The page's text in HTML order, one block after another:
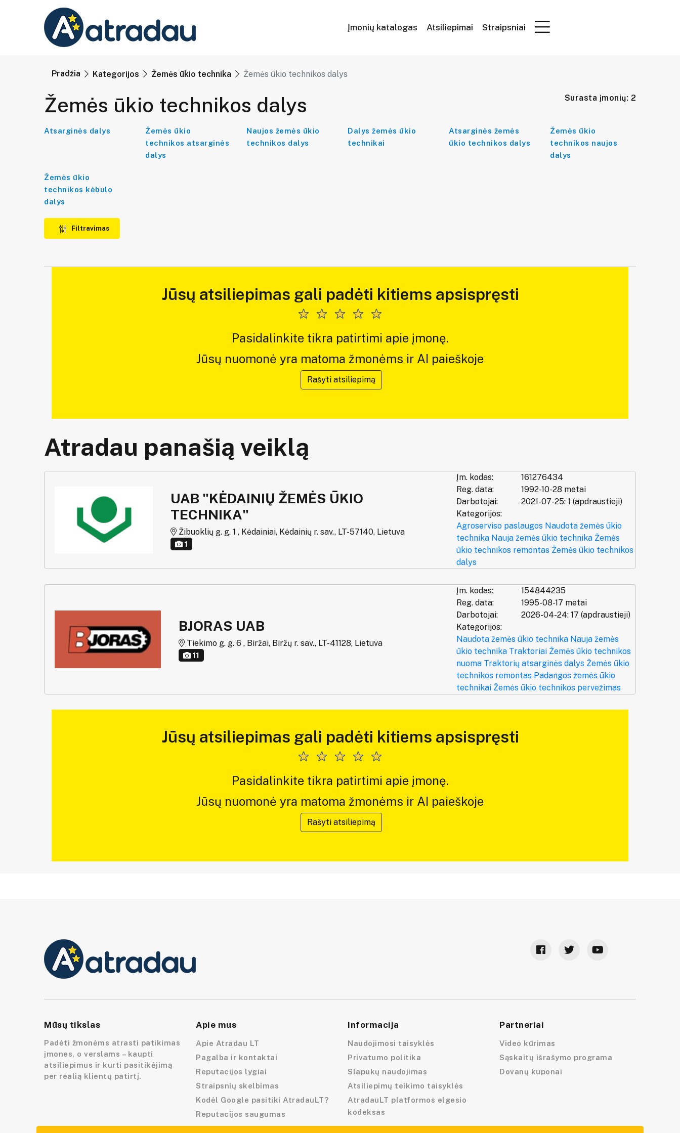
Įmonių katalogas Atsiliepimai Straipsniai
Pradžia Kategorijos Žemės ūkio technika Žemės ūkio technikos dalys
Žemės ūkio technikos dalys Surasta įmonių: 2
Atsarginės dalys
Žemės ūkio
technikos atsarginės
dalys
Naujos žemės ūkio
technikos dalys
Dalys žemės ūkio
technikai
Atsarginės žemės
ūkio technikos dalys
Žemės ūkio
technikos naujos
dalys
Žemės ūkio
technikos kėbulo
dalys
Filtravimas
Jūsų atsiliepimas gali padėti kitiems apsispręsti
Pasidalinkite tikra patirtimi apie įmonę.
Jūsų nuomonė yra matoma žmonėms ir AI paieškoje
Rašyti atsiliepimą
Atradau panašią veiklą
UAB "KĖDAINIŲ ŽEMĖS ŪKIO
TECHNIKA"
Žibuoklių g. g. 1 , Kėdainiai, Kėdainių r. sav., LT-57140, Lietuva
1
Įm. kodas:
161276434
Reg. data:
1992-10-28 metai
Darbotojai:
2021-07-25: 1 (apdraustieji)
Kategorijos:
Agroserviso paslaugos Naudota žemės ūkio
technika Nauja žemės ūkio technika Žemės
ūkio technikos remontas Žemės ūkio technikos
dalys
BJORAS UAB
Tiekimo g. g. 6 , Biržai, Biržų r. sav., LT-41128, Lietuva
11
Įm. kodas:
154844235
Reg. data:
1995-08-17 metai
Darbotojai:
2026-04-24: 17 (apdraustieji)
Kategorijos:
Naudota žemės ūkio technika Nauja žemės
ūkio technika Traktoriai Žemės ūkio technikos
nuoma Traktorių atsarginės dalys Žemės ūkio
technikos remontas Padangos žemės ūkio
technikai Žemės ūkio technikos pervežimas
Jūsų atsiliepimas gali padėti kitiems apsispręsti
Pasidalinkite tikra patirtimi apie įmonę.
Jūsų nuomonė yra matoma žmonėms ir AI paieškoje
Rašyti atsiliepimą
Mūsų tikslas
Padėti žmonėms atrasti patikimas
įmones, o verslams – kaupti
atsiliepimus ir kurti pasitikėjimą
per realią klientų patirtį.
Apie mus
Apie Atradau LT
Pagalba ir kontaktai
Reputacijos lygiai
Straipsnių skelbimas
Kodėl Google pasitiki AtradauLT?
Reputacijos saugumas
Informacija
Naudojimosi taisyklės
Privatumo politika
Slapukų naudojimas
Atsiliepimų teikimo taisyklės
AtradauLT platformos elgesio
kodeksas
Partneriai
Video kūrimas
Sąskaitų išrašymo programa
Dovanų kuponai